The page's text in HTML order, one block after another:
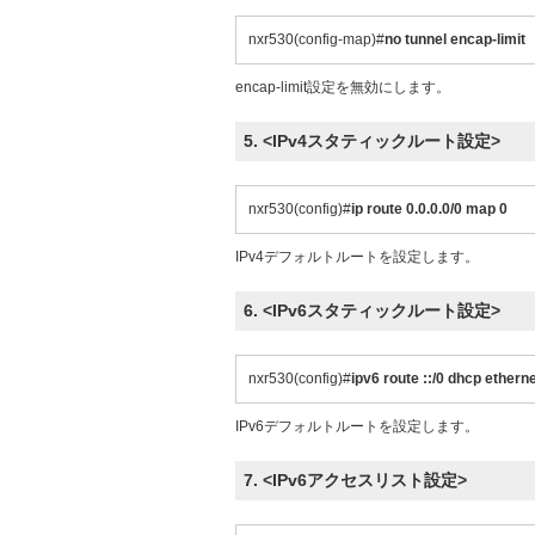
nxr530(config-map)#no tunnel encap-limit
encap-limit設定を無効にします。
5. <IPv4スタティックルート設定>
nxr530(config)#ip route 0.0.0.0/0 map 0
IPv4デフォルトルートを設定します。
6. <IPv6スタティックルート設定>
nxr530(config)#ipv6 route ::/0 dhcp
IPv6デフォルトルートを設定します。
7. <IPv6アクセスリスト設定>